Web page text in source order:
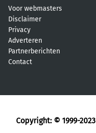
Voor webmasters
Disclaimer
Privacy
Adverteren
Partnerberichten
Contact
Copyright: © 1999-2023